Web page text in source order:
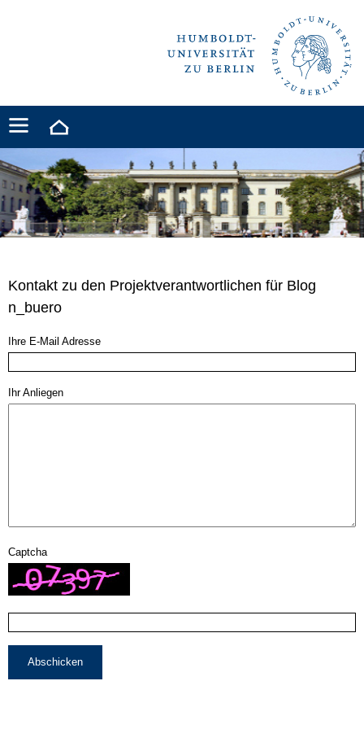
Kontakt zu den Projektverantwortlichen für Blog
n_buero
Ihre E-Mail Adresse
Ihr Anliegen
Captcha
Abschicken